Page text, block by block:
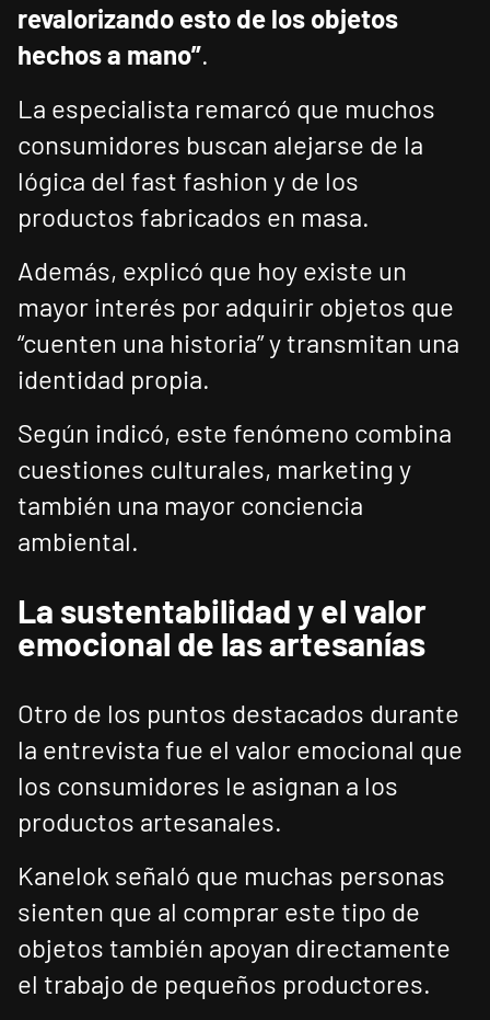
revalorizando esto de los objetos
hechos a mano”.
La especialista remarcó que muchos
consumidores buscan alejarse de la
lógica del fast fashion y de los
productos fabricados en masa.
Además, explicó que hoy existe un
mayor interés por adquirir objetos que
“cuenten una historia” y transmitan una
identidad propia.
Según indicó, este fenómeno combina
cuestiones culturales, marketing y
también una mayor conciencia
ambiental.
La sustentabilidad y el valor
emocional de las artesanías
Otro de los puntos destacados durante
la entrevista fue el valor emocional que
los consumidores le asignan a los
productos artesanales.
Kanelok señaló que muchas personas
sienten que al comprar este tipo de
objetos también apoyan directamente
el trabajo de pequeños productores.